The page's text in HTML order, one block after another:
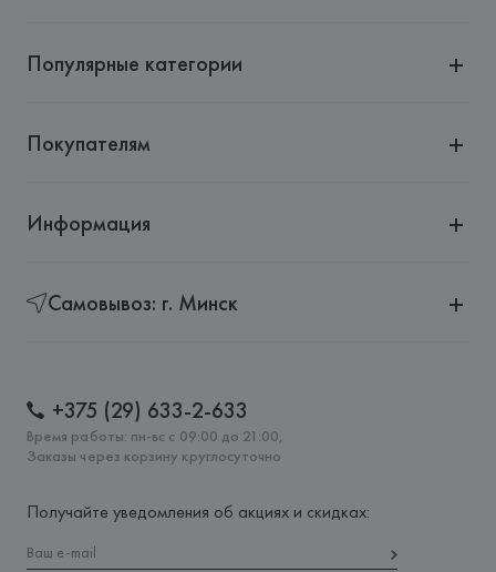
Страна происхождения товара:
Популярные категории
Покупателям
Информация
Самовывоз: г. Минск
+375 (29) 633-2-633
Время работы: пн-вс с 09:00 до 21:00,
Заказы через корзину круглосуточно
Получайте уведомления об акциях и скидках: